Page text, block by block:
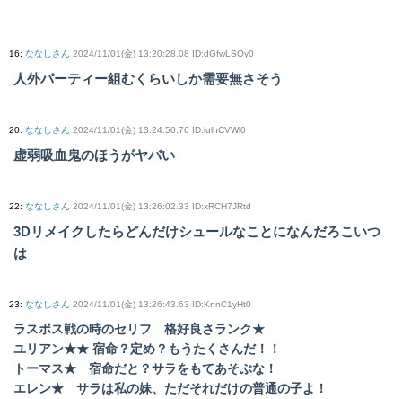
16: ななしさん 2024/11/01(金) 13:20:28.08 ID:dGfwLSOy0
人外パーティー組むくらいしか需要無さそう
20: ななしさん 2024/11/01(金) 13:24:50.76 ID:lulhCVWl0
虚弱吸血鬼のほうがヤバい
22: ななしさん 2024/11/01(金) 13:26:02.33 ID:xRCH7JRtd
3Dリメイクしたらどんだけシュールなことになんだろこいつ
は
23: ななしさん 2024/11/01(金) 13:26:43.63 ID:KnnC1yHt0
ラスボス戦の時のセリフ 格好良さランク★
ユリアン★★ 宿命？定め？もうたくさんだ！！
トーマス★ 宿命だと？サラをもてあそぶな！
エレン★ サラは私の妹、ただそれだけの普通の子よ！